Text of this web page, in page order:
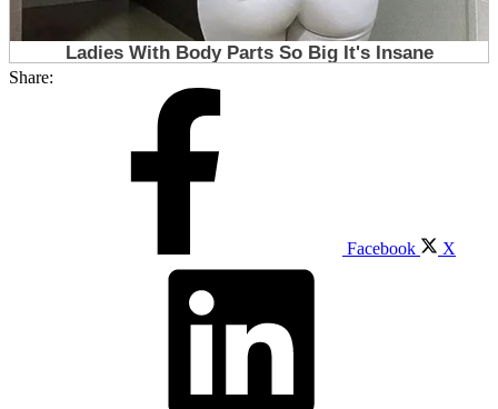
Share:
Facebook X